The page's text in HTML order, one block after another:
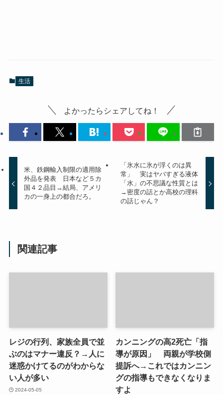
生活
よかったらシェアしてね！
米、鉄鋼輸入制限の適用除
外品を発表 日本など５カ
国４２品目→結局、アメリ
カの一身上の都合だろ。
「氷水に氷が浮くのは異
常」 実はヤバすぎる液体
「水」の不思議な性質とは
→密度の話とか高校の理科
の話じゃん？
関連記事
レジの行列、家族全員で並
ぶのはマナー違反？→人に
迷惑かけてるのがわからな
い人が多い
2024-05-05
カンニングの高2死亡「指
導が原因」 両親が学校側
提訴へ→これではカンニン
グの指導もできなくなりま
すよ